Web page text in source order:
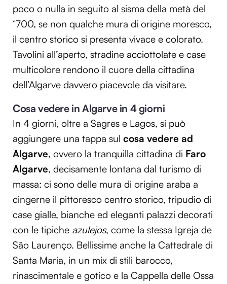
poco o nulla in seguito al sisma della metà del
‘700, se non qualche mura di origine moresco,
il centro storico si presenta vivace e colorato.
Tavolini all’aperto, stradine acciottolate e case
multicolore rendono il cuore della cittadina
dell’Algarve davvero piacevole da visitare.
Cosa vedere in Algarve in 4 giorni
In 4 giorni, oltre a Sagres e Lagos, si può
aggiungere una tappa sul cosa vedere ad
Algarve, ovvero la tranquilla cittadina di Faro
Algarve, decisamente lontana dal turismo di
massa: ci sono delle mura di origine araba a
cingerne il pittoresco centro storico, tripudio di
case gialle, bianche ed eleganti palazzi decorati
con le tipiche azulejos, come la stessa Igreja de
São Laurenço. Bellissime anche la Cattedrale di
Santa Maria, in un mix di stili barocco,
rinascimentale e gotico e la Cappella delle Ossa